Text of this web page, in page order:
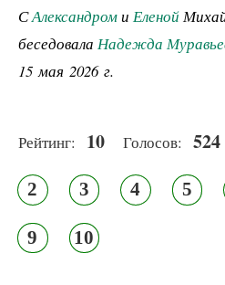
САлександроми Еленой
беседовала Надежда
15 мая 2026 г.
Рейтинг: 10 Голосов: 524
2 3 4 5
9 10